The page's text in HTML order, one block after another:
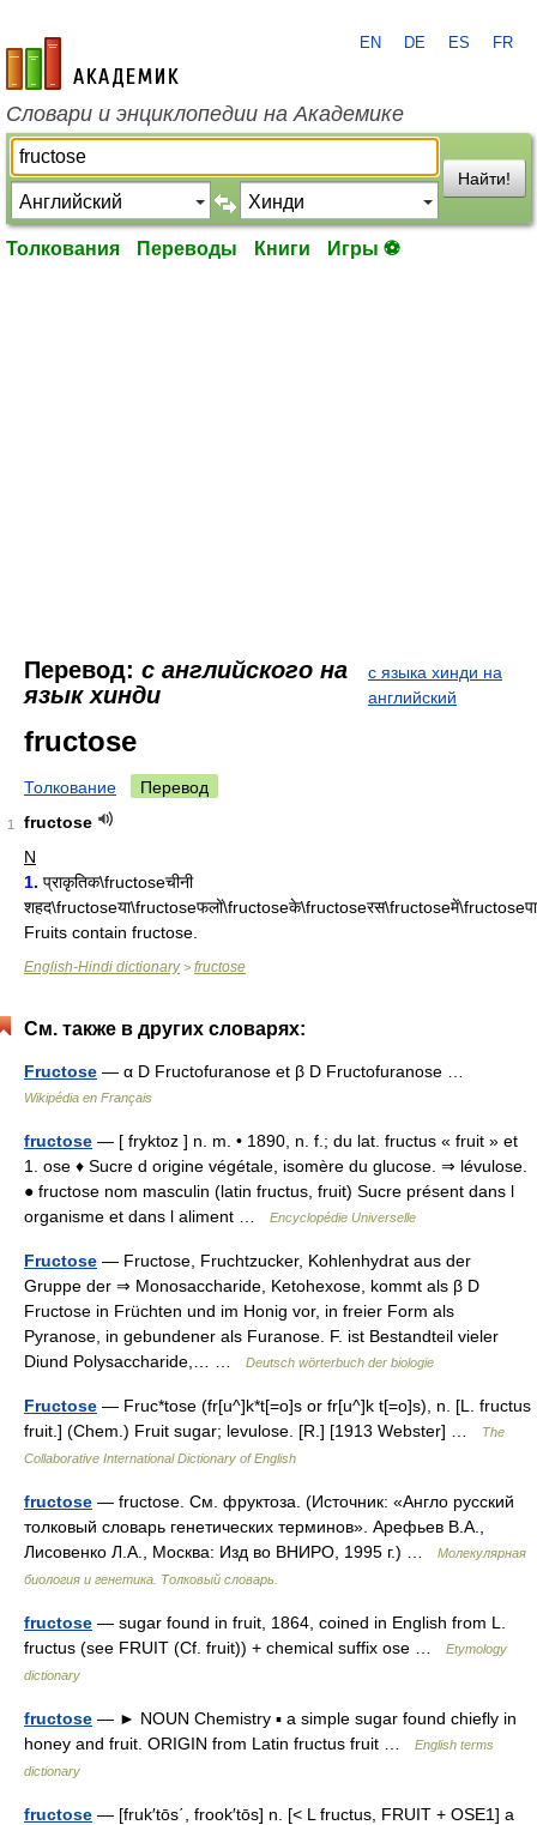
academic.ru
EN DE ES FR
Словари и энциклопедии на Академике
Найти!
Толкования Переводы Книги Игры ⚽
Перевод: с английского на
язык хинди
с языка хинди на
английский
fructose
Толкование Перевод
1
fructose
N
1. प्राकृतिक\fructoseचीनी
Fruits contain fructose.
English-Hindi dictionary> fructose
См. также в других словарях:
Fructose — α D Fructofuranose et β D Fructofuranose …
Wikipédia en Français
fructose — [ fryktoz ] n. m. • 1890, n. f.; du lat. fructus « fruit » et
1. ose ♦ Sucre d origine végétale, isomère du glucose. ⇒ lévulose.
● fructose nom masculin (latin fructus, fruit) Sucre présent dans l
organisme et dans l aliment …
Encyclopédie Universelle
Fructose — Fructose, Fruchtzucker, Kohlenhydrat aus der
Gruppe der ⇒ Monosaccharide, Ketohexose, kommt als β D
Fructose in Früchten und im Honig vor, in freier Form als
Pyranose, in gebundener als Furanose. F. ist Bestandteil vieler
Diund Polysaccharide,… …
Deutsch wörterbuch der biologie
Fructose — Fruc*tose (fr[u^]k*t[=o]s or fr[u^]k t[=o]s), n. [L. fructus
fruit.] (Chem.) Fruit sugar; levulose. [R.] [1913 Webster] …
The
Collaborative International Dictionary of English
fructose — fructose. См. фруктоза. (Источник: «Англо русский
толковый словарь генетических терминов». Арефьев В.А.,
Лисовенко Л.А., Москва: Изд во ВНИРО, 1995 г.) …
Молекулярная
биология и генетика. Толковый словарь.
fructose — sugar found in fruit, 1864, coined in English from L.
fructus (see FRUIT (Cf. fruit)) + chemical suffix ose …
Etymology
dictionary
fructose — ► NOUN Chemistry ▪ a simple sugar found chiefly in
honey and fruit. ORIGIN from Latin fructus fruit …
English terms
dictionary
fructose — [fruk′tōs΄, frook′tōs] n. [< L fructus, FRUIT + OSE1] a